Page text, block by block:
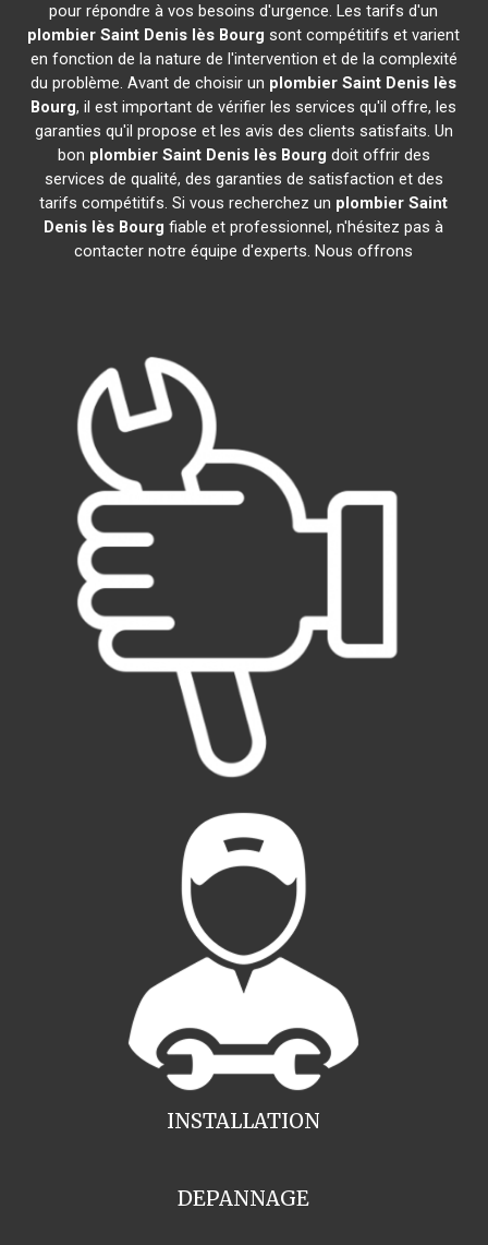
pour répondre à vos besoins d'urgence. Les tarifs d'un
plombier Saint Denis lès Bourg sont compétitifs et varient
en fonction de la nature de l'intervention et de la complexité
du problème. Avant de choisir un plombier Saint Denis lès
Bourg, il est important de vérifier les services qu'il offre, les
garanties qu'il propose et les avis des clients satisfaits. Un
bon plombier Saint Denis lès Bourg doit offrir des
services de qualité, des garanties de satisfaction et des
tarifs compétitifs. Si vous recherchez un plombier Saint
Denis lès Bourg fiable et professionnel, n'hésitez pas à
contacter notre équipe d'experts. Nous offrons
INSTALLATION
DEPANNAGE